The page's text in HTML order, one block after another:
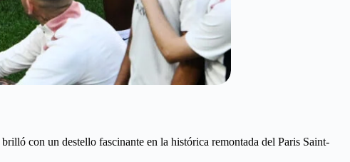
brilló con un destello fascinante en la histórica remontada del Paris Saint-